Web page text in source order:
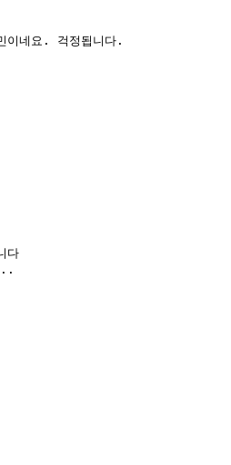
이네요. 걱정됩니다.
다
..